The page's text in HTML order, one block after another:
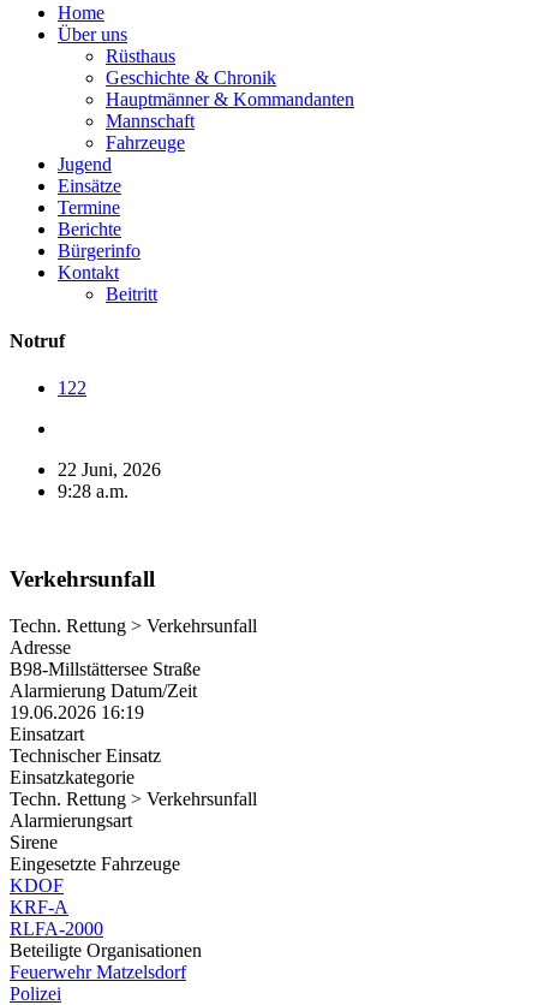
Home
Über uns
Rüsthaus
Geschichte & Chronik
Hauptmänner & Kommandanten
Mannschaft
Fahrzeuge
Jugend
Einsätze
Termine
Berichte
Bürgerinfo
Kontakt
Beitritt
Notruf
122
22 Juni, 2026
9:28 a.m.
Verkehrsunfall
Techn. Rettung > Verkehrsunfall
Adresse
B98-Millstättersee Straße
Alarmierung Datum/Zeit
19.06.2026 16:19
Einsatzart
Technischer Einsatz
Einsatzkategorie
Techn. Rettung > Verkehrsunfall
Alarmierungsart
Sirene
Eingesetzte Fahrzeuge
KDOF
KRF-A
RLFA-2000
Beteiligte Organisationen
Feuerwehr Matzelsdorf
Polizei